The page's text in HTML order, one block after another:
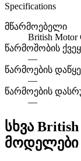
Specifications
მწარმოებელი
British Motor
წარმოშობის
—
წარმოების
—
წარმოების
—
სხვა
მოდელები